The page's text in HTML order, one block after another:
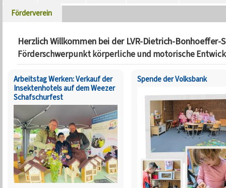
Förderverein
Herzlich Willkommen bei der LVR-Dietrich-Bonhoeffer-
Förderschwerpunkt körperliche und motorische
Arbeitstag Werken: Verkauf der
Insektenhotels auf dem Weezer
Schafschurfest
Spende der Volksbank